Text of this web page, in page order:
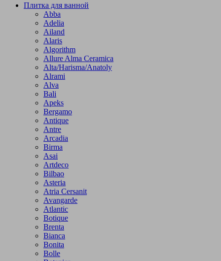
Плитка для ванной
Abba
Adelia
Ailand
Alaris
Algorithm
Allure Alma Ceramica
Alta/Harisma/Anatoly
Alrami
Alva
Bali
Apeks
Bergamo
Antique
Antre
Arcadia
Birma
Asai
Artdeco
Bilbao
Asteria
Atria Cersanit
Avangarde
Atlantic
Botique
Brenta
Bianca
Bonita
Bolle